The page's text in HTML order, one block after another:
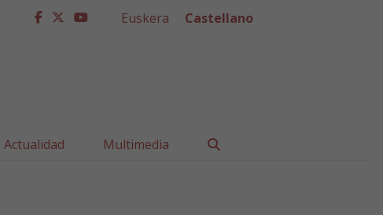
facebook
twitter
youtube
Euskera Castellano
Actualidad Multimedia